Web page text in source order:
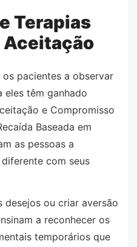
Terapias
Aceitação
pacientes a observar
eles têm ganhado
e Compromisso
Baseada em
as pessoas a
com seus
desejos ou criar aversão
a reconhecer os
temporários que